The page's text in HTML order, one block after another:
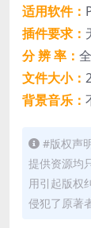
适用软件：
插件要求：
分 辨 率：
文件大小：
背景音乐：
#版权声
提供资源均
用引起版权
侵犯了原著